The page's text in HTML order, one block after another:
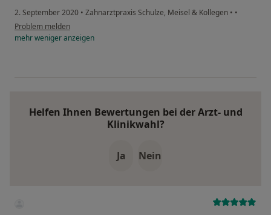
2. September 2020 • Zahnarztpraxis Schulze, Meisel & Kollegen • •
Problem melden
mehrwenigeranzeigen
Helfen Ihnen Bewertungen bei der Arzt- und
Klinikwahl?
Ja Nein